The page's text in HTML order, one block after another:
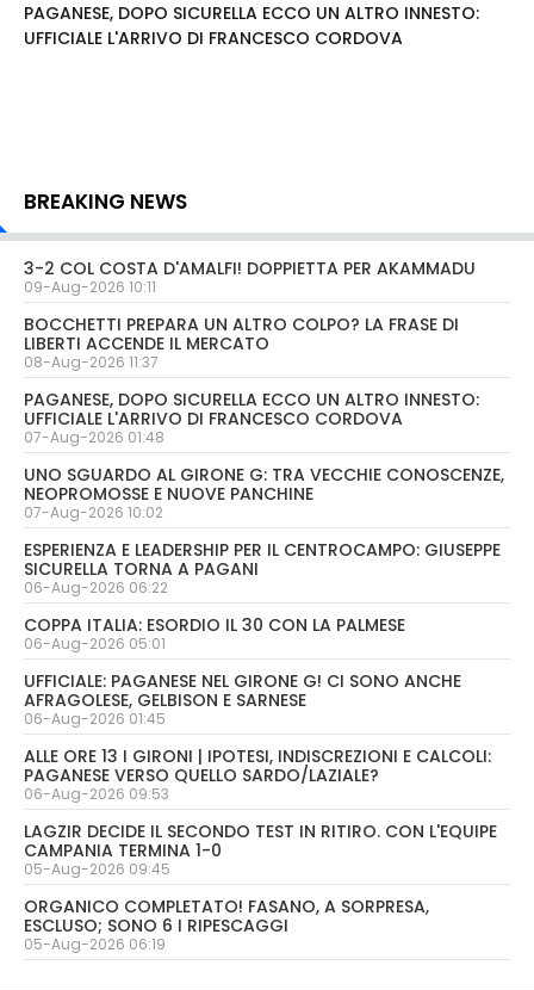
PAGANESE, DOPO SICURELLA ECCO UN ALTRO INNESTO:
UFFICIALE L'ARRIVO DI FRANCESCO CORDOVA
BREAKING NEWS
3-2 COL COSTA D'AMALFI! DOPPIETTA PER AKAMMADU
09-Aug-2026 10:11
BOCCHETTI PREPARA UN ALTRO COLPO? LA FRASE DI
LIBERTI ACCENDE IL MERCATO
08-Aug-2026 11:37
PAGANESE, DOPO SICURELLA ECCO UN ALTRO INNESTO:
UFFICIALE L'ARRIVO DI FRANCESCO CORDOVA
07-Aug-2026 01:48
UNO SGUARDO AL GIRONE G: TRA VECCHIE CONOSCENZE,
NEOPROMOSSE E NUOVE PANCHINE
07-Aug-2026 10:02
ESPERIENZA E LEADERSHIP PER IL CENTROCAMPO: GIUSEPPE
SICURELLA TORNA A PAGANI
06-Aug-2026 06:22
COPPA ITALIA: ESORDIO IL 30 CON LA PALMESE
06-Aug-2026 05:01
UFFICIALE: PAGANESE NEL GIRONE G! CI SONO ANCHE
AFRAGOLESE, GELBISON E SARNESE
06-Aug-2026 01:45
ALLE ORE 13 I GIRONI | IPOTESI, INDISCREZIONI E CALCOLI:
PAGANESE VERSO QUELLO SARDO/LAZIALE?
06-Aug-2026 09:53
LAGZIR DECIDE IL SECONDO TEST IN RITIRO. CON L'EQUIPE
CAMPANIA TERMINA 1-0
05-Aug-2026 09:45
ORGANICO COMPLETATO! FASANO, A SORPRESA,
ESCLUSO; SONO 6 I RIPESCAGGI
05-Aug-2026 06:19